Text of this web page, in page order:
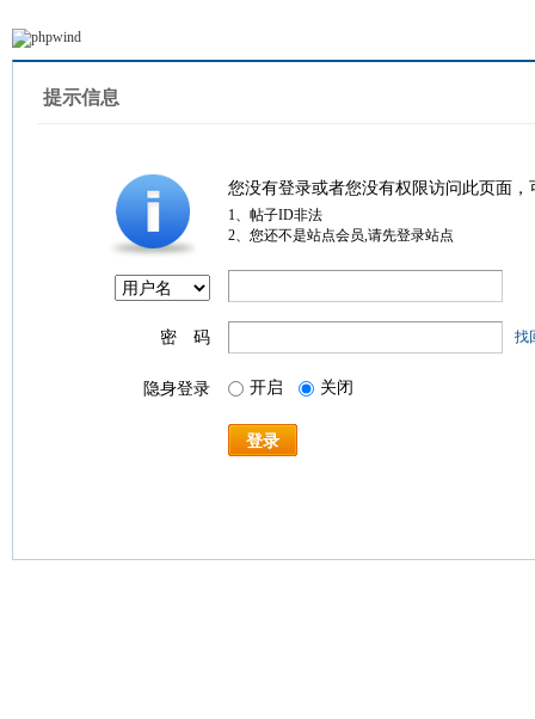
提示信息
您没有登录或者您没有权限访问此页面
1、帖子ID非法
2、您还不是站点会员,请先登录站点
密 码 找
隐身登录 开启 关闭
登录